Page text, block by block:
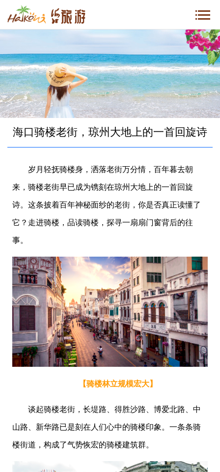
海口骑楼老街，琼州大地上的一首回旋诗
岁月轻抚骑楼身，洒落老街万分情，百年暮去朝
来，骑楼老街早已成为镌刻在琼州大地上的一首回旋
诗。这条披着百年神秘面纱的老街，你是否真正读懂了
它？走进骑楼，品读骑楼，探寻一扇扇门窗背后的往
事。
【骑楼林立规模宏大】
谈起骑楼老街，长堤路、得胜沙路、博爱北路、中
山路、新华路已是刻在人们心中的骑楼印象。一条条骑
楼街道，构成了气势恢宏的骑楼建筑群。